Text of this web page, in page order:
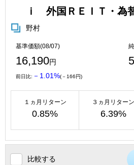
ｉ 外国ＲＥＩＴ・為
野村
基準価額(08/07)
16,190円
前日比: －1.01%(－166円)
１ヵ月リターン
0.85%
３ヵ月リターン
6.39%
比較する